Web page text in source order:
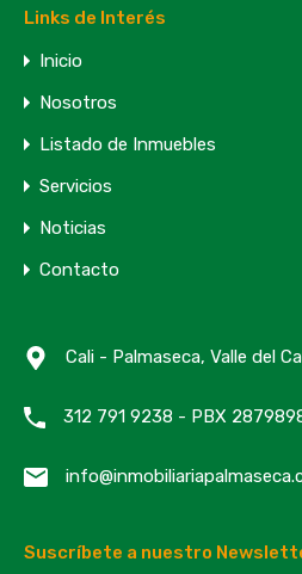
Links de Interés
Inicio
Nosotros
Listado de Inmuebles
Servicios
Noticias
Contacto
Cali - Palmaseca, Valle del
312 791 9238 - PBX
Suscríbete a nuestro